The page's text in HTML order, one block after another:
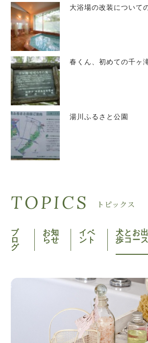
大浴場の改装について
春くん、初めての千ヶ
湯川ふるさと公園
TOPICS トピックス
ブ
ロ
グ
お知
らせ
イベ
ント
犬とお
歩コー